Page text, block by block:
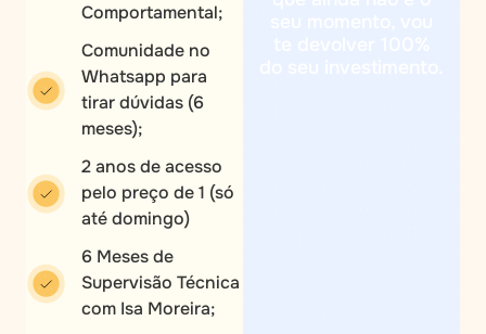
Comportamental;
Comunidade no
Whatsapp para
tirar dúvidas (6
meses);
2 anos de acesso
pelo preço de 1 (só
até domingo)
6 Meses de
Supervisão Técnica
com Isa Moreira;